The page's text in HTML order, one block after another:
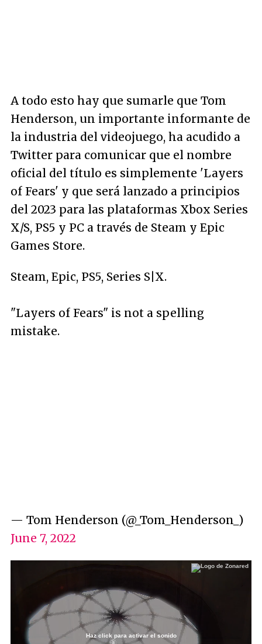
A todo esto hay que sumarle que Tom
Henderson, un importante informante de
la industria del videojuego, ha acudido a
Twitter para comunicar que el nombre
oficial del título es simplemente 'Layers
of Fears' y que será lanzado a principios
del 2023 para las plataformas Xbox Series
X/S, PS5 y PC a través de Steam y Epic
Games Store.
Steam, Epic, PS5, Series S|X.
"Layers of Fears" is not a spelling
mistake.
— Tom Henderson (@_Tom_Henderson_)
June 7, 2022
Haz click para activar el sonido